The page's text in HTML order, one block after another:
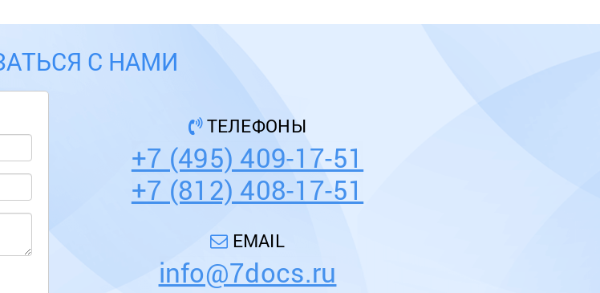
С НАМИ
ТЕЛЕФОНЫ
+7 (495) 409-17-51
+7 (812) 408-17-51
EMAIL
info@7docs.ru